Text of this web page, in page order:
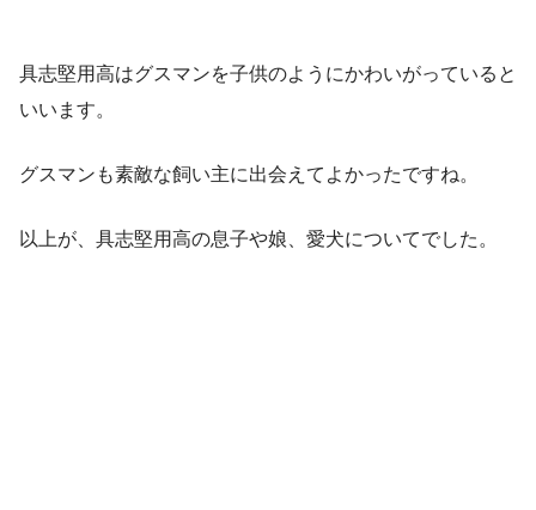
具志堅用高はグスマンを子供のようにかわいがっていると
いいます。
グスマンも素敵な飼い主に出会えてよかったですね。
以上が、具志堅用高の息子や娘、愛犬についてでした。